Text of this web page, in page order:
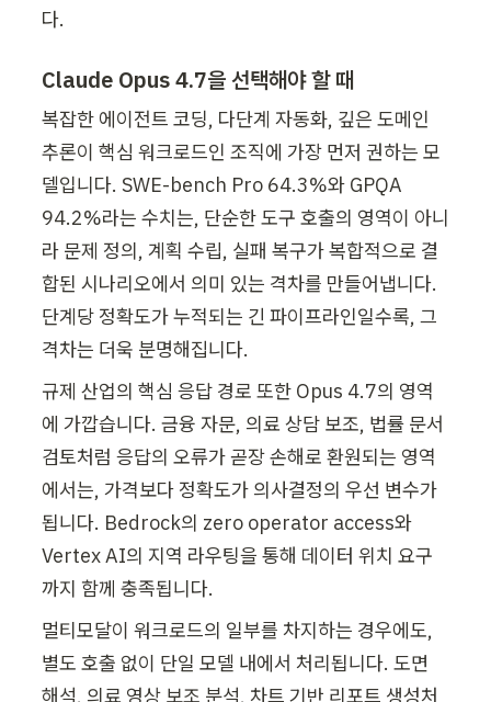
다.
Claude Opus 4.7을 선택해야 할 때
복잡한 에이전트 코딩, 다단계 자동화, 깊은 도메인
추론이 핵심 워크로드인 조직에 가장 먼저 권하는 모
델입니다. SWE-bench Pro 64.3%와 GPQA
94.2%라는 수치는, 단순한 도구 호출의 영역이 아니
라 문제 정의, 계획 수립, 실패 복구가 복합적으로 결
합된 시나리오에서 의미 있는 격차를 만들어냅니다.
단계당 정확도가 누적되는 긴 파이프라인일수록, 그
격차는 더욱 분명해집니다.
규제 산업의 핵심 응답 경로 또한 Opus 4.7의 영역
에 가깝습니다. 금융 자문, 의료 상담 보조, 법률 문서
검토처럼 응답의 오류가 곧장 손해로 환원되는 영역
에서는, 가격보다 정확도가 의사결정의 우선 변수가
됩니다. Bedrock의 zero operator access와
Vertex AI의 지역 라우팅을 통해 데이터 위치 요구
까지 함께 충족됩니다.
멀티모달이 워크로드의 일부를 차지하는 경우에도,
별도 호출 없이 단일 모델 내에서 처리됩니다. 도면
해석, 의료 영상 보조 분석, 차트 기반 리포트 생성처